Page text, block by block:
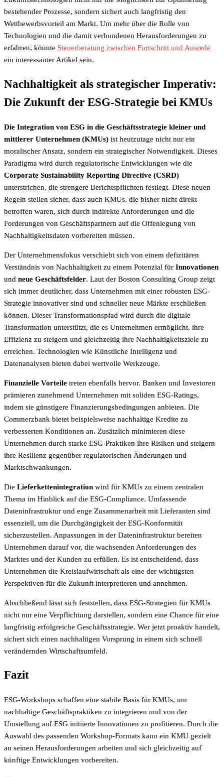
bestehender Prozesse, sondern sichert auch langfristig den
Wettbewerbsvorteil am Markt. Um mehr über die Rolle von
Technologien und die damit verbundenen Herausforderungen zu
erfahren, könnte Steuerberatung zwischen Fortschritt und Ausrede
ein interessanter Artikel sein.
Nachhaltigkeit als strategischer Imperativ:
Die Zukunft der ESG-Strategie bei KMUs
Die Integration von ESG in die Geschäftsstrategie kleiner und
mittlerer Unternehmen (KMUs) ist heutzutage nicht nur ein
moralischer Ansatz, sondern ein strategischer Notwendigkeit. Dieses
Paradigma wird durch regulatorische Entwicklungen wie die
Corporate Sustainability Reporting Directive (CSRD)
unterstrichen, die strengere Berichtspflichten festlegt. Diese neuen
Regeln stellen sicher, dass auch KMUs, die bisher nicht direkt
betroffen waren, sich durch indirekte Anforderungen und die
Forderungen von Geschäftspartnern auf die Offenlegung von
Nachhaltigkeitsdaten vorbereiten müssen.
Der Unternehmensfokus verschiebt sich von einem defizitären
Verständnis von Nachhaltigkeit zu einem Potenzial für Innovationen
und neue Geschäftsfelder. Laut der Boston Consulting Group zeigt
sich immer deutlicher, dass Unternehmen mit einer robusten ESG-
Strategie innovativer sind und schneller neue Märkte erschließen
können. Dieser Transformationspfad wird durch die digitale
Transformation unterstützt, die es Unternehmen ermöglicht, ihre
Effizienz zu steigern und gleichzeitig ihre Nachhaltigkeitsziele zu
erreichen. Technologien wie Künstliche Intelligenz und
Datenanalysen bieten dabei wertvolle Werkzeuge.
Finanzielle Vorteile treten ebenfalls hervor. Banken und Investoren
prämieren zunehmend Unternehmen mit soliden ESG-Ratings,
indem sie günstigere Finanzierungsbedingungen anbieten. Die
Commerzbank bietet beispielsweise nachhaltige Kredite zu
verbesserten Konditionen an. Zusätzlich minimieren diese
Unternehmen durch starke ESG-Praktiken ihre Risiken und steigern
ihre Resilienz gegenüber regulatorischen Änderungen und
Marktschwankungen.
Die Lieferkettenintegration wird für KMUs zu einem zentralen
Thema im Hinblick auf die ESG-Compliance. Umfassende
Dateninfrastruktur und enge Zusammenarbeit mit Lieferanten sind
essenziell, um die Durchgängigkeit der ESG-Konformität
sicherzustellen. Anpassungen in der Dateninfrastruktur bereiten
Unternehmen darauf vor, die wachsenden Anforderungen des
Marktes und der Kunden zu erfüllen. Es ist entscheidend, dass
Unternehmen die Kreislaufwirtschaft als eine der wichtigsten
Perspektiven für die Zukunft interpretieren und annehmen.
Abschließend lässt sich feststellen, dass ESG-Strategien für KMUs
nicht nur eine Verpflichtung darstellen, sondern eine Chance für eine
langfristig erfolgreiche Geschäftsstrategie. Wer jetzt proaktiv handelt,
sichert sich einen nachhaltigen Vorsprung in einem sich schnell
verändernden Wirtschaftsumfeld.
Fazit
ESG-Workshops schaffen eine stabile Basis für KMUs, um
nachhaltige Geschäftspraktiken zu integrieren und von der
Umstellung auf ESG initiierte Innovationen zu profitieren. Durch die
Auswahl des passenden Workshop-Formats kann ein KMU gezielt
an seinen Herausforderungen arbeiten und sich gleichzeitig auf
künftige Entwicklungen vorbereiten.